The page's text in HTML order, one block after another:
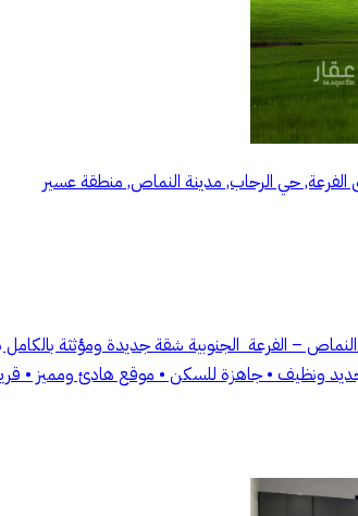
الفرعة, حي الرحاب, مدينة النماص, منطقة عسير
– الفرعة الجنوبية شقة جديدة ومؤثثة
جديد ونظيف • جاهزة للسكن • موقع هادئ ومميز •